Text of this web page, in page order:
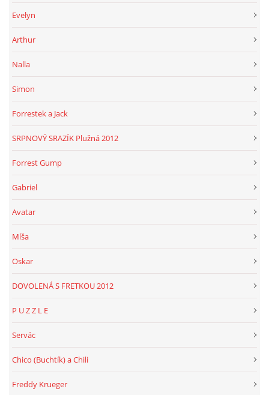
Evelyn
Arthur
Nalla
Simon
Forrestek a Jack
SRPNOVÝ SRAZÍK Plužná 2012
Forrest Gump
Gabriel
Avatar
Míša
Oskar
DOVOLENÁ S FRETKOU 2012
P U Z Z L E
Servác
Chico (Buchtík) a Chili
Freddy Krueger